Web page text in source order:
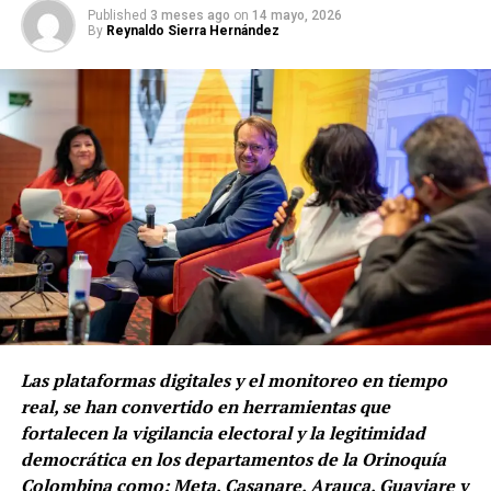
compromiso y la experiencia que caracterizan a nuestra
institución.
Published 3 meses ago on 14 mayo, 2026
By Reynaldo Sierra Hernández
Las plataformas digitales y el monitoreo en tiempo
real, se han convertido en herramientas que
fortalecen la vigilancia electoral y la legitimidad
democrática en los departamentos de la Orinoquía
Colombina como: Meta, Casanare, Arauca, Guaviare y